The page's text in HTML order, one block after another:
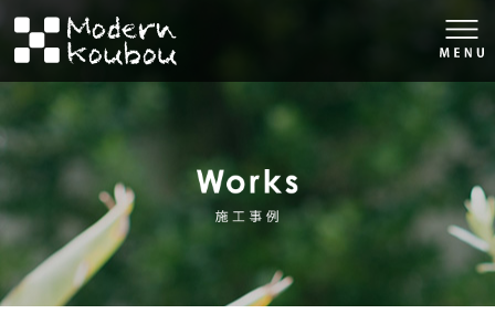
株式会社モダン工房
施工事例